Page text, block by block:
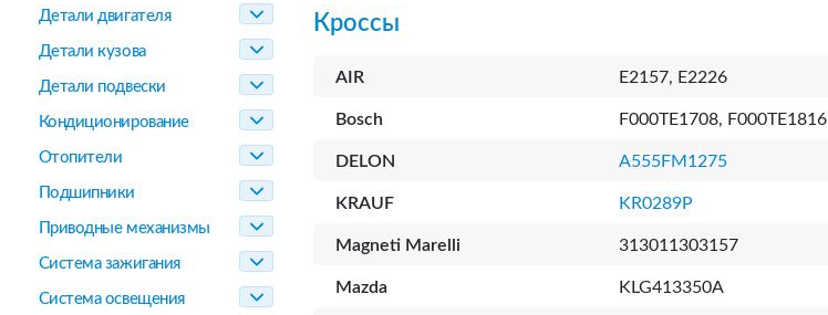
Детали двигателя
Детали кузова
Детали подвески
Кондиционирование
Отопители
Подшипники
Приводные механизмы
Система зажигания
Система освещения
Кроссы
AIR E2157, E2226
Bosch F000TE1708, F000TE1816
DELON A555FM1275
KRAUF KR0289P
Magneti Marelli 313011303157
Mazda KLG413350A